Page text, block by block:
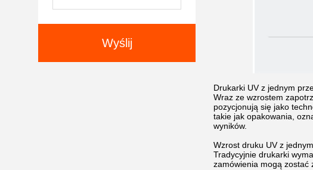
Wyślij
Drukarki UV z jednym
Wraz ze wzrostem
pozycjonują się jako
takie jak opakowania,
wyników.
Wzrost druku UV z
Tradycyjnie drukarki
zamówienia mogą zostać